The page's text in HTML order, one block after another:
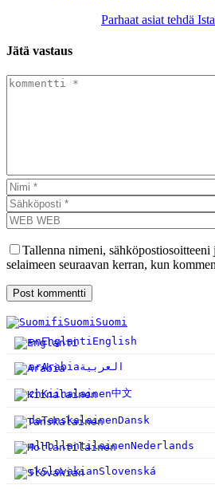
Parhaat asiat tehdä
Jätä vastaus
Tallenna nimeni,
selaimeen seuraavan kerran, kun
fiSuomiSuomi
enEnglantiEnglish
arArabiaالعربية
zhKiinalainen中文
daTanskalainenDansk
nlHollantilainenNederlands
skSlovakianSlovenská